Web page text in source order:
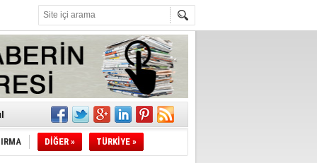
DİĞER » TÜRKİYE »